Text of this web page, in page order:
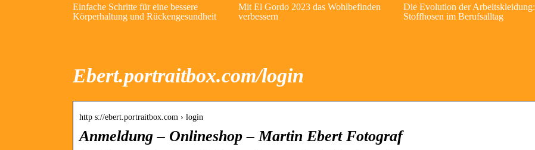
Einfache Schritte für eine bessere
Körperhaltung und Rückengesundheit
Mit El Gordo 2023 das Wohlbefinden
verbessern
Die Evolution der Arbeitskleidung:
Stoffhosen im Berufsalltag
Ebert.portraitbox.com/login
http s://ebert.portraitbox.com › login
Anmeldung – Onlineshop – Martin Ebert Fotograf